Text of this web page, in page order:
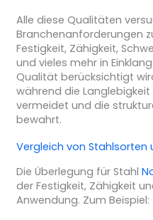
Alle diese Qualitäten
Branchenanforderungen
Festigkeit, Zähigkeit,
und vieles mehr in
Qualität berücksichtigt
während die
vermeidet und die
bewahrt.
Vergleich von Stahlsorten
Die Überlegung für Stahl
der Festigkeit, Zähigkeit
Anwendung. Zum Beispiel: